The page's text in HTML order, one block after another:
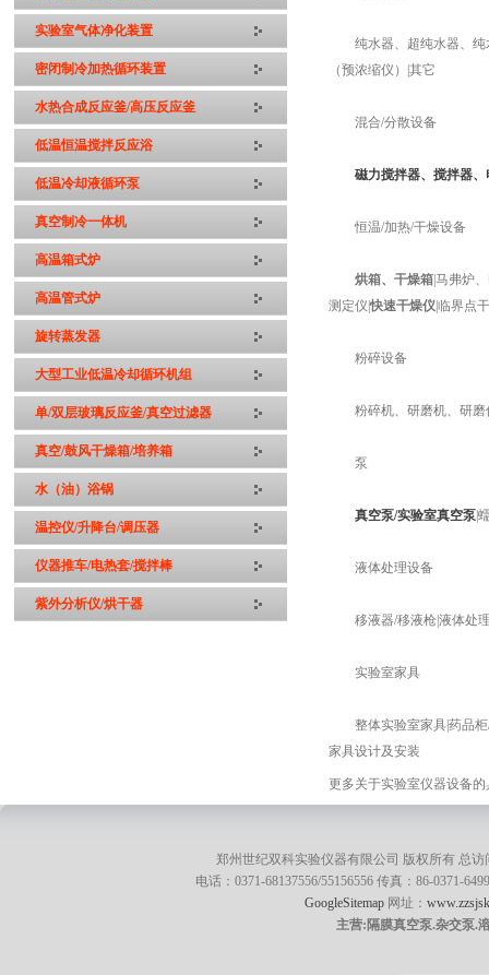
实验室气体净化装置
密闭制冷加热循环装置
水热合成反应釜/高压反应釜
低温恒温搅拌反应浴
低温冷却液循环泵
真空制冷一体机
高温箱式炉
高温管式炉
旋转蒸发器
大型工业低温冷却循环机组
单/双层玻璃反应釜/真空过滤器
真空/鼓风干燥箱/培养箱
水（油）浴锅
温控仪/升降台/调压器
仪器推车/电热套/搅拌棒
紫外分析仪/烘干器
纯水器、超纯水器、纯水
（预浓缩仪）|其它
混合/分散设备
磁力搅拌器、搅拌器
恒温/加热/干燥设备
烘箱、干燥箱|马弗炉
测定仪|快速干燥仪|临界点
粉碎设备
粉碎机、研磨机、研磨
泵
真空泵/实验室真空泵|
液体处理设备
移液器/移液枪|液体处理
实验室家具
整体实验室家具|药品柜/
家具设计及安装
更多关于实验室仪器设备
郑州世纪双科实验仪器有限公司 版权所有 总访
电话：0371-68137556/55156556 传真：86-0371-
GoogleSitemap 网址：
主营:隔膜真空泵.杂交泵.